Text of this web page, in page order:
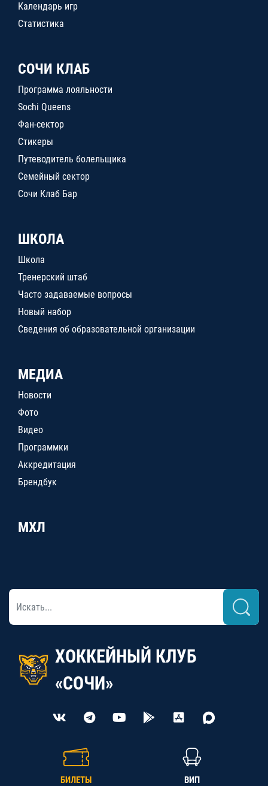
Календарь игр
Статистика
СОЧИ КЛАБ
Программа лояльности
Sochi Queens
Фан-сектор
Стикеры
Путеводитель болельщика
Семейный сектор
Сочи Клаб Бар
ШКОЛА
Школа
Тренерский штаб
Часто задаваемые вопросы
Новый набор
Сведения об образовательной организации
МЕДИА
Новости
Фото
Видео
Программки
Аккредитация
Брендбук
МХЛ
ХОККЕЙНЫЙ КЛУБ
«СОЧИ»
БИЛЕТЫ ВИП